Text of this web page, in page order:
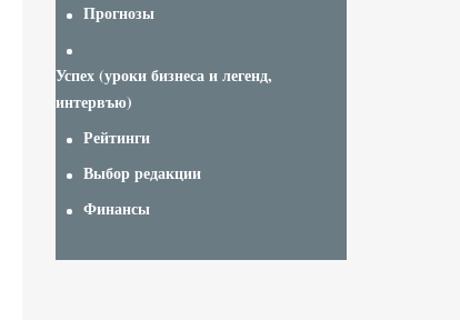
Прогнозы
Успех (уроки бизнеса и легенд,
интервъю)
Рейтинги
Выбор редакции
Финансы